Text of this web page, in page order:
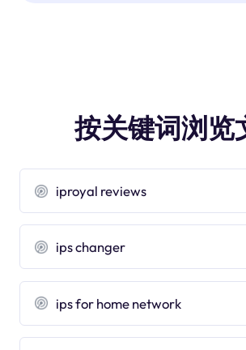
按关键词浏览
iproyal reviews
ips changer
ips for home network